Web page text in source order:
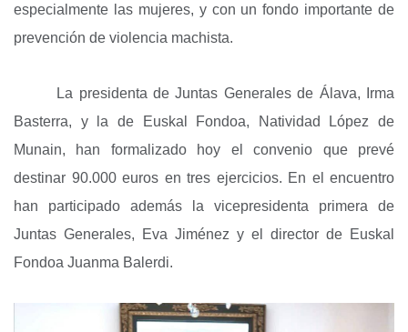
especialmente las mujeres, y con un fondo importante de
prevención de violencia machista.
La presidenta de Juntas Generales de Álava, Irma
Basterra, y la de Euskal Fondoa, Natividad López de
Munain, han formalizado hoy el convenio que prevé
destinar 90.000 euros en tres ejercicios. En el encuentro
han participado además la vicepresidenta primera de
Juntas Generales, Eva Jiménez y el director de Euskal
Fondoa Juanma Balerdi.